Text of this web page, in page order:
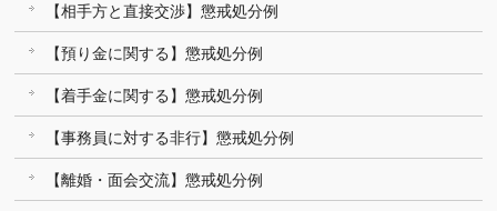
【相手方と直接交渉】懲戒処分例
【預り金に関する】懲戒処分例
【着手金に関する】懲戒処分例
【事務員に対する非行】懲戒処分例
【離婚・面会交流】懲戒処分例